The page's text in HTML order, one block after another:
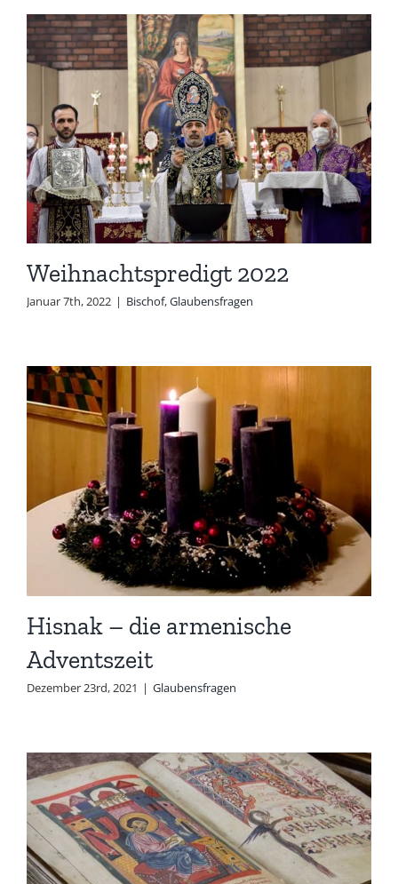
Weihnachtspredigt 2022
Januar 7th, 2022 | Bischof,Glaubensfragen
Hisnak – die armenische
Adventszeit
Dezember 23rd, 2021 | Glaubensfragen